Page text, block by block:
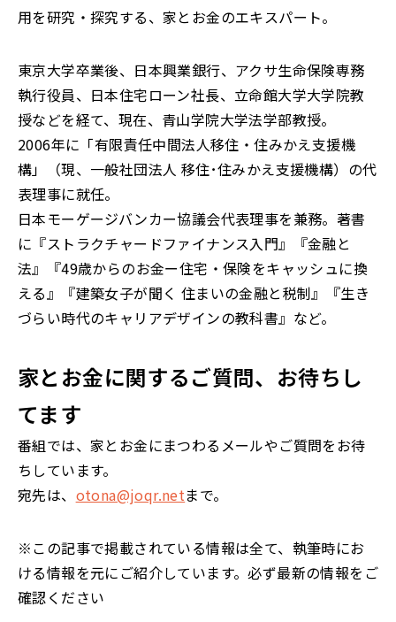
用を研究・探究する、家とお金のエキスパート。
東京大学卒業後、日本興業銀行、アクサ生命保険専務
執行役員、日本住宅ローン社長、立命館大学大学院教
授などを経て、現在、青山学院大学法学部教授。
2006年に「有限責任中間法人移住・住みかえ支援機
構」（現、一般社団法人 移住･住みかえ支援機構）の代
表理事に就任。
日本モーゲージバンカー協議会代表理事を兼務。著書
に『ストラクチャードファイナンス入門』『金融と
法』『49歳からのお金ー住宅・保険をキャッシュに換
える』『建築女子が聞く 住まいの金融と税制』『生き
づらい時代のキャリアデザインの教科書』など。
家とお金に関するご質問、お待ちし
てます
番組では、家とお金にまつわるメールやご質問をお待
ちしています。
宛先は、 otona@joqr.netまで。
※この記事で掲載されている情報は全て、執筆時にお
ける情報を元にご紹介しています。必ず最新の情報をご
確認ください